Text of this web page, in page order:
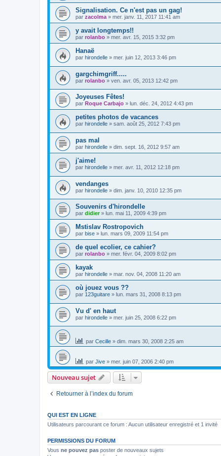
Signalisation. Ce n'est pas un gag!
par zacolma » mer. janv. 11, 2017 11:41 am
y avait longtemps!!
par rolanbo » mer. avr. 15, 2015 3:32 pm
Hanaë
par hirondelle » mer. juin 12, 2013 3:46 pm
gargchimgriff.....
par rolanbo » ven. avr. 05, 2013 12:42 pm
Joyeuses Fêtes!
par Roque Carbajo » lun. déc. 24, 2012 4:43 pm
petites photos de vacances
par hirondelle » sam. août 25, 2012 7:43 pm
pas mal
par hirondelle » dim. sept. 16, 2012 9:57 am
j'aime!
par hirondelle » mer. avr. 11, 2012 12:18 pm
vendanges
par hirondelle » dim. janv. 10, 2010 12:35 pm
Souvenirs d'hirondelle
par didier» lun. mai 11, 2009 4:39 pm
Mstislav Rostropovich
par bise » lun. mars 09, 2009 11:54 pm
de quel ecolier, ce cahier?
par rolanbo » mer. févr. 04, 2009 8:02 pm
kayak
par hirondelle » mar. nov. 04, 2008 11:20 am
où jouez vous ??
par 123guitare » lun. mars 31, 2008 8:13 pm
Vu d' en haut
par hirondelle » mer. juin 25, 2008 6:22 pm
par Cecille » dim. mars 30, 2008 2:25 am
par Jive » mer. juin 07, 2006 2:40 pm
Nouveau sujet
Retourner à l’index du forum
QUI EST EN LIGNE
Utilisateurs parcourant ce forum : Aucun utilisateur enregistré et 1 invité
PERMISSIONS DU FORUM
Vous ne pouvez pas poster de nouveaux sujets